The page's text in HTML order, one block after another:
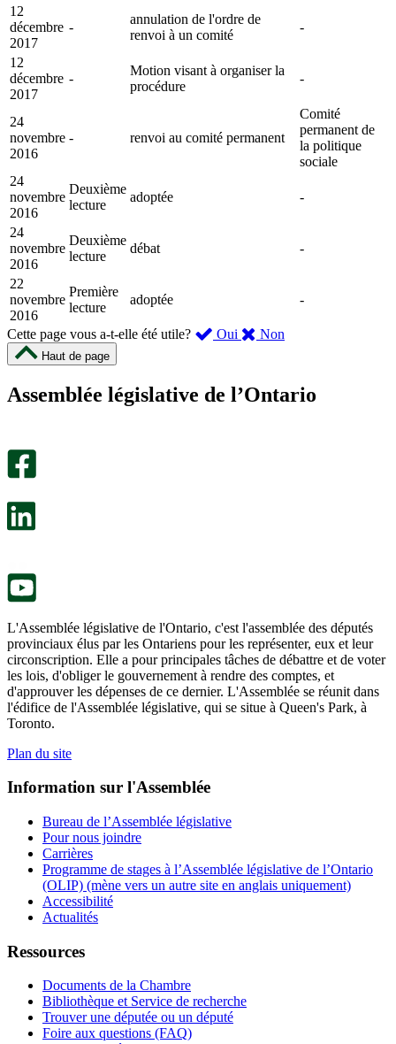
12
décembre
2017
-
annulation de l'ordre de
renvoi à un comité
-
12
décembre
2017
-
Motion visant à organiser la
procédure
-
24
novembre
2016
- renvoi au comité permanent
Comité
permanent de
la politique
sociale
24
novembre
2016
Deuxième
lecture
adoptée -
24
novembre
2016
Deuxième
lecture
débat -
22
novembre
2016
Première
lecture
adoptée -
Cette page vous a-t-elle été utile? Oui ,
été
Non
m’a
Haut de page
Assemblée législative de l’Ontario
L'Assemblée législative de l'Ontario, c'est l'assemblée des députés
provinciaux élus par les Ontariens pour les représenter, eux et leur
circonscription. Elle a pour principales tâches de débattre et de voter
les lois, d'obliger le gouvernement à rendre des comptes, et
d'approuver les dépenses de ce dernier. L'Assemblée se réunit dans
l'édifice de l'Assemblée législative, qui se situe à Queen's Park, à
Toronto.
Plan du site
Information sur l'Assemblée
Bureau de l’Assemblée législative
Pour nous joindre
Carrières
Programme de stages à l’Assemblée législative de l’Ontario
(OLIP) (mène vers un autre site en anglais uniquement)
Accessibilité
Actualités
Ressources
Documents de la Chambre
Bibliothèque et Service de recherche
Trouver une députée ou un député
Foire aux questions (FAQ)